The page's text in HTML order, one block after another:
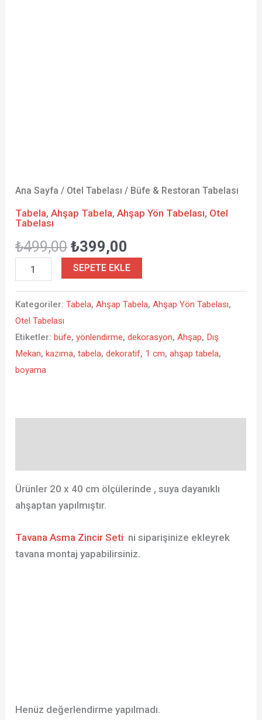
Ana Sayfa / Otel Tabelası / Büfe & Restoran Tabelası
Tabela,Ahşap Tabela,Ahşap Yön Tabelası, Otel
Tabelası
₺499,00 ₺399,00
SEPETE EKLE
Kategoriler:Tabela,Ahşap Tabela,Ahşap Yön Tabelası,
Otel Tabelası
Etiketler:büfe,yönlendirme,dekorasyon,Ahşap, Dış
Mekan,kazıma,tabela,dekoratif, 1 cm,ahşap tabela,
boyama
Ürünler 20 x 40 cm ölçülerinde , suya dayanıklı
ahşaptan yapılmıştır.
Tavana Asma Zincir Seti ni siparişinize ekleyrek
tavana montaj yapabilirsiniz.
Henüz değerlendirme yapılmadı.